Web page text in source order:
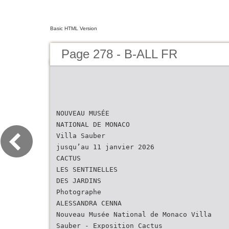
Basic HTML Version
Page 278 - B-ALL FR
NOUVEAU MUSÉE
NATIONAL DE MONACO
Villa Sauber
jusqu’au 11 janvier 2026
CACTUS
LES SENTINELLES
DES JARDINS
Photographe
ALESSANDRA CENNA
Nouveau Musée National de Monaco Villa
Sauber - Exposition Cactus